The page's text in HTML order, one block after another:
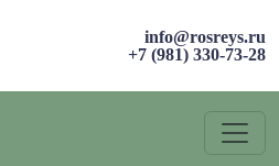
info@rosreys.ru
+7 (981) 330-73-28